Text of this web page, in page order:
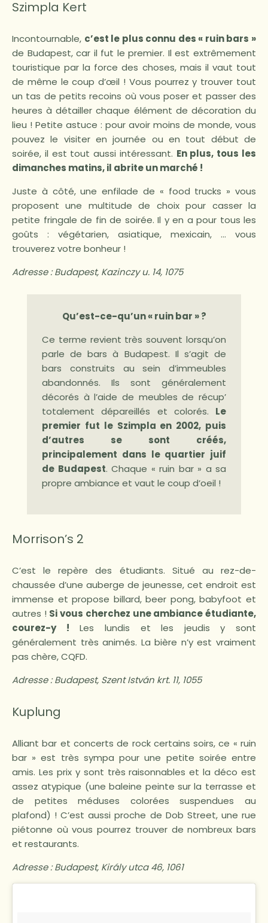
Szimpla Kert
Incontournable, c’est le plus connu des « ruin bars »
de Budapest, car il fut le premier. Il est extrêmement
touristique par la force des choses, mais il vaut tout
de même le coup d’œil ! Vous pourrez y trouver tout
un tas de petits recoins où vous poser et passer des
heures à détailler chaque élément de décoration du
lieu ! Petite astuce : pour avoir moins de monde, vous
pouvez le visiter en journée ou en tout début de
soirée, il est tout aussi intéressant. En plus, tous les
dimanches matins, il abrite un marché !
Juste à côté, une enfilade de « food trucks » vous
proposent une multitude de choix pour casser la
petite fringale de fin de soirée. Il y en a pour tous les
goûts : végétarien, asiatique, mexicain, … vous
trouverez votre bonheur !
Adresse : Budapest, Kazinczy u. 14, 1075
Qu’est-ce-qu’un « ruin bar » ?
Ce terme revient très souvent lorsqu’on
parle de bars à Budapest. Il s’agit de
bars construits au sein d’immeubles
abandonnés. Ils sont généralement
décorés à l’aide de meubles de récup’
totalement dépareillés et colorés. Le
premier fut le Szimpla en 2002, puis
d’autres se sont créés,
principalement dans le quartier juif
de Budapest. Chaque « ruin bar » a sa
propre ambiance et vaut le coup d’oeil !
Morrison’s 2
C’est le repère des étudiants. Situé au rez-de-
chaussée d’une auberge de jeunesse, cet endroit est
immense et propose billard, beer pong, babyfoot et
autres ! Si vous cherchez une ambiance étudiante,
courez-y ! Les lundis et les jeudis y sont
généralement très animés. La bière n’y est vraiment
pas chère, CQFD.
Adresse :Budapest, Szent István krt. 11, 1055
Kuplung
Alliant bar et concerts de rock certains soirs, ce « ruin
bar » est très sympa pour une petite soirée entre
amis. Les prix y sont très raisonnables et la déco est
assez atypique (une baleine peinte sur la terrasse et
de petites méduses colorées suspendues au
plafond) ! C’est aussi proche de Dob Street, une rue
piétonne où vous pourrez trouver de nombreux bars
et restaurants.
Adresse :Budapest, Király utca 46, 1061